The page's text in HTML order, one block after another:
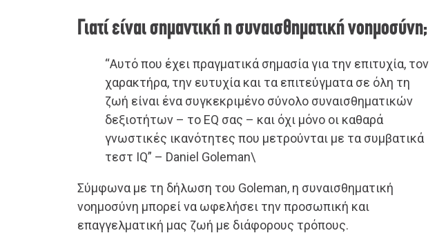
Γιατί είναι σημαντική η συναισθηματική νοημοσύνη;
“Αυτό που έχει πραγματικά σημασία για την επιτυχία, τον
χαρακτήρα, την ευτυχία και τα επιτεύγματα σε όλη τη
ζωή είναι ένα συγκεκριμένο σύνολο συναισθηματικών
δεξιοτήτων – το EQ σας – και όχι μόνο οι καθαρά
γνωστικές ικανότητες που μετρούνται με τα συμβατικά
τεστ IQ” – Daniel Goleman\
Σύμφωνα με τη δήλωση του Goleman, η συναισθηματική
νοημοσύνη μπορεί να ωφελήσει την προσωπική και
επαγγελματική μας ζωή με διάφορους τρόπους.